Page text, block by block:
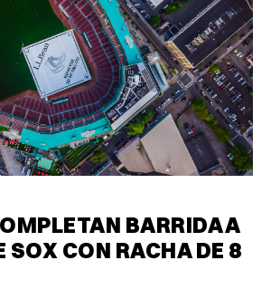
BARRIDA A
SOX CON RACHA DE 8